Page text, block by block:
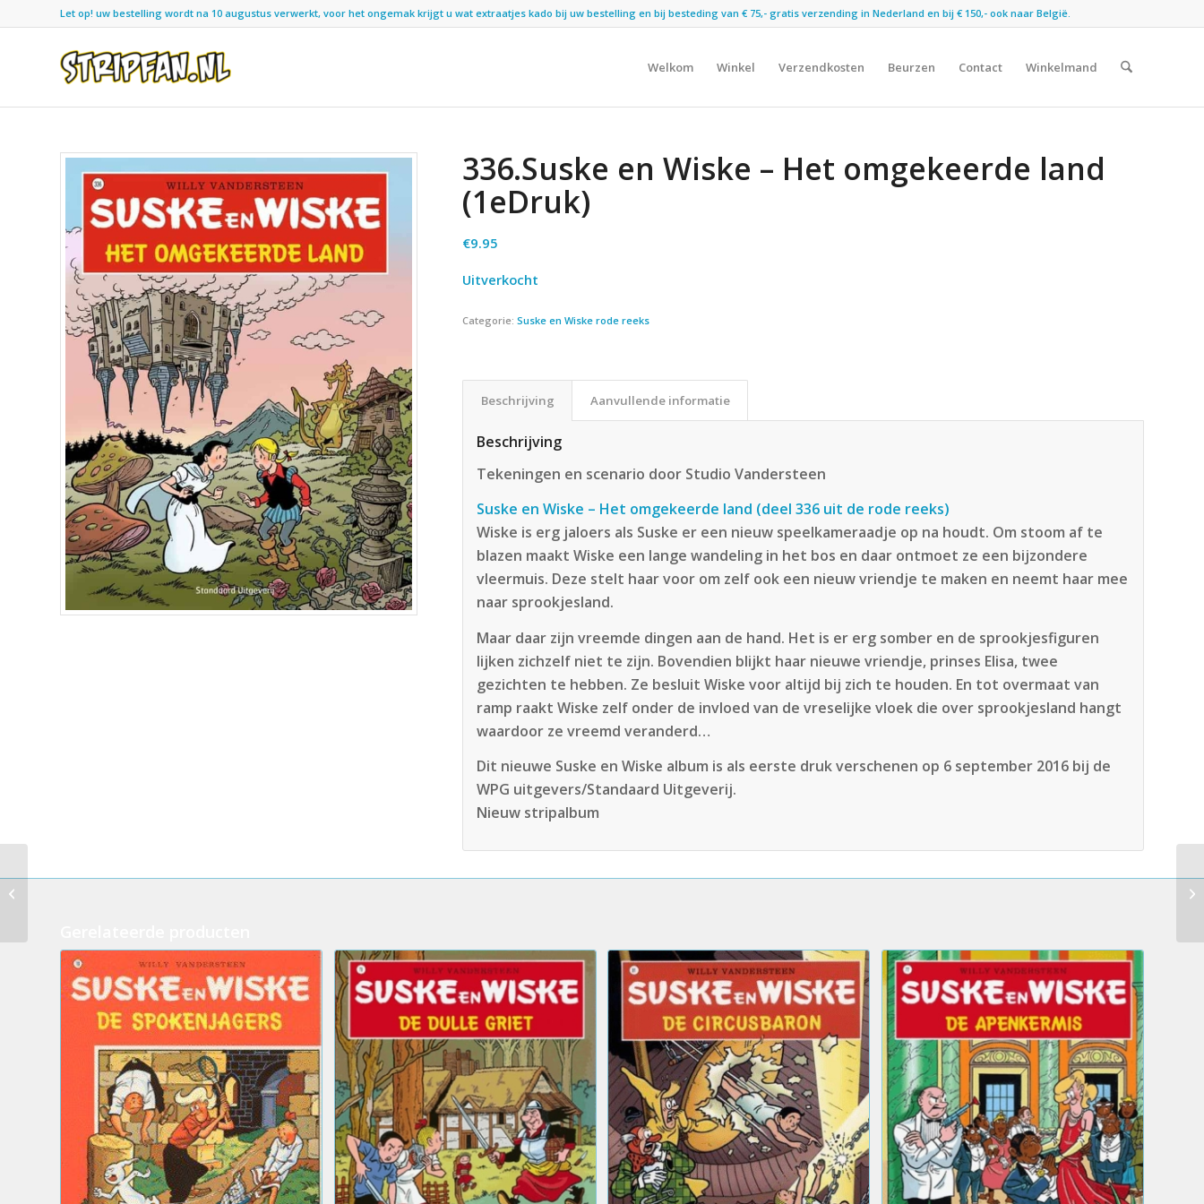
Let op! uw bestelling wordt na 10 augustus verwerkt, voor het ongemak krijgt u wat extraatjes kado bij uw bestelling en bij besteding van € 75,- gratis verzending in Nederland en bij € 150,- ook naar België.
Welkom Winkel Verzendkosten Beurzen Contact Winkelmand
336.Suske en Wiske – Het omgekeerde land
(1eDruk)
€9.95
Uitverkocht
Categorie:Suske en Wiske rode reeks
Beschrijving Aanvullende informatie
Beschrijving
Tekeningen en scenario door Studio Vandersteen
Suske en Wiske – Het omgekeerde land (deel 336 uit de rode reeks)
Wiske is erg jaloers als Suske er een nieuw speelkameraadje op na houdt. Om stoom af te
blazen maakt Wiske een lange wandeling in het bos en daar ontmoet ze een bijzondere
vleermuis. Deze stelt haar voor om zelf ook een nieuw vriendje te maken en neemt haar mee
naar sprookjesland.
Maar daar zijn vreemde dingen aan de hand. Het is er erg somber en de sprookjesfiguren
lijken zichzelf niet te zijn. Bovendien blijkt haar nieuwe vriendje, prinses Elisa, twee
gezichten te hebben. Ze besluit Wiske voor altijd bij zich te houden. En tot overmaat van
ramp raakt Wiske zelf onder de invloed van de vreselijke vloek die over sprookjesland hangt
waardoor ze vreemd veranderd…
Dit nieuwe Suske en Wiske album is als eerste druk verschenen op 6 september 2016 bij de
WPG uitgevers/Standaard Uitgeverij.
Nieuw stripalbum